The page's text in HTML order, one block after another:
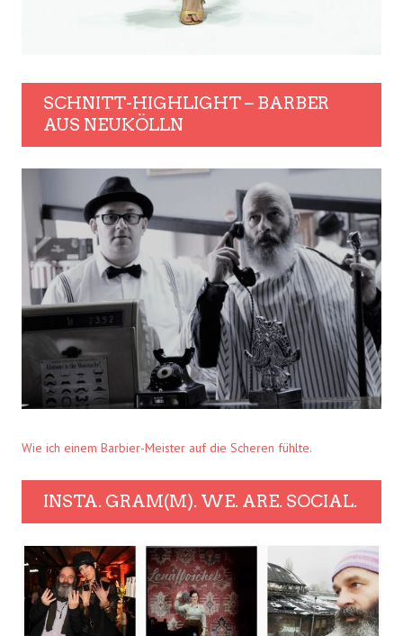
SCHNITT-HIGHLIGHT – BARBER
AUS NEUKÖLLN
Wie ich einem Barbier-Meister auf die Scheren fühlte.
INSTA. GRAM(M). WE. ARE. SOCIAL.